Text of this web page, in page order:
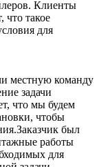
Клиенты
что такое
для
местную команду
задачи
что мы будем
чтобы
был
работы
для